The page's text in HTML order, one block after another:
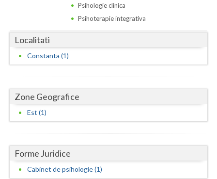
Covasna
Dambovita
Galati
Giurgiu
Harghita
Hunedoara
Psihologie clinica
Psihoterapie integrativa
Localitati
Constanta (1)
Zone Geografice
Est (1)
Forme Juridice
Cabinet de psihologie (1)